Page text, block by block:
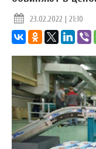
23.02.2022 | 21:10